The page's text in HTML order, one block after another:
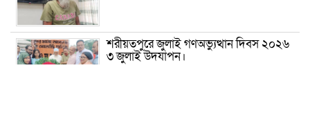
শরীয়তপুরে জুলাই গণঅভ্যুত্থান দিবস ২০২৬
৩ জুলাই উদযাপন।